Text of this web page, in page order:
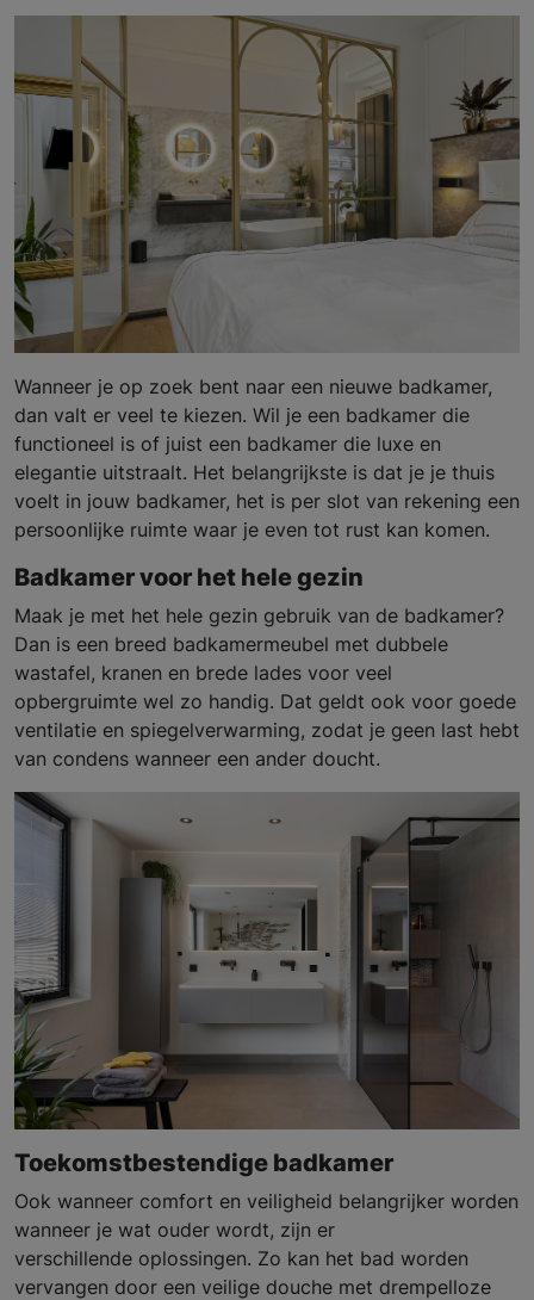
Wanneer je op zoek bent naar een nieuwe badkamer,
dan valt er veel te kiezen. Wil je een badkamer die
functioneel is of juist een badkamer die luxe en
elegantie uitstraalt. Het belangrijkste is dat je je thuis
voelt in jouw badkamer, het is per slot van rekening een
persoonlijke ruimte waar je even tot rust kan komen.
Badkamer voor het hele gezin
Maak je met het hele gezin gebruik van de badkamer?
Dan is een breed badkamermeubel met dubbele
wastafel, kranen en brede lades voor veel
opbergruimte wel zo handig. Dat geldt ook voor goede
ventilatie en spiegelverwarming, zodat je geen last hebt
van condens wanneer een ander doucht.
Toekomstbestendige badkamer
Ook wanneer comfort en veiligheid belangrijker worden
wanneer je wat ouder wordt, zijn er
verschillende oplossingen. Zo kan het bad worden
vervangen door een veilige douche met drempelloze